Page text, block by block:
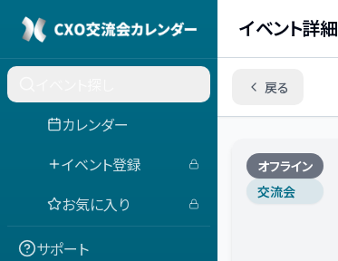
カレンダー
イベント登録
お気に入り
サポート
イベント詳細
戻る
オフライン
交流会